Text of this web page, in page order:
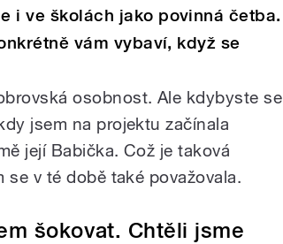
i ve školách jako povinná četba.
vám vybaví, když se
osobnost. Ale kdybyste se
jsem na projektu začínala
její Babička. Což je taková
v té době také považovala.
šokovat. Chtěli jsme